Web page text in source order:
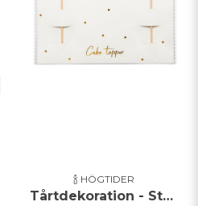
🍾 HÖGTIDER
Tårtdekoration - Studentmössor och Flaggor